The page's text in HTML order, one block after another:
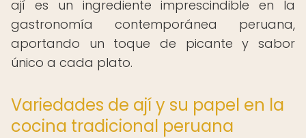
ají es un ingrediente imprescindible en la
gastronomía contemporánea peruana,
aportando un toque de picante y sabor
único a cada plato.
Variedades de ají y su papel en la
cocina tradicional peruana